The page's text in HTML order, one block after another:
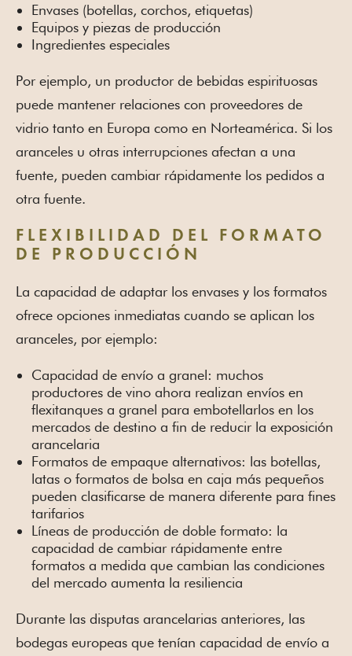
Envases (botellas, corchos, etiquetas)
Equipos y piezas de producción
Ingredientes especiales
Por ejemplo, un productor de bebidas espirituosas
puede mantener relaciones con proveedores de
vidrio tanto en Europa como en Norteamérica. Si los
aranceles u otras interrupciones afectan a una
fuente, pueden cambiar rápidamente los pedidos a
otra fuente.
FLEXIBILIDAD DEL FORMATO
DE PRODUCCIÓN
La capacidad de adaptar los envases y los formatos
ofrece opciones inmediatas cuando se aplican los
aranceles, por ejemplo:
Capacidad de envío a granel: muchos
productores de vino ahora realizan envíos en
flexitanques a granel para embotellarlos en los
mercados de destino a fin de reducir la exposición
arancelaria
Formatos de empaque alternativos: las botellas,
latas o formatos de bolsa en caja más pequeños
pueden clasificarse de manera diferente para fines
tarifarios
Líneas de producción de doble formato: la
capacidad de cambiar rápidamente entre
formatos a medida que cambian las condiciones
del mercado aumenta la resiliencia
Durante las disputas arancelarias anteriores, las
bodegas europeas que tenían capacidad de envío a